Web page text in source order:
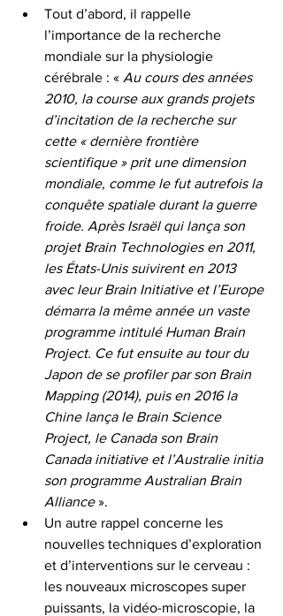
Tout d’abord, il rappelle
l’importance de la recherche
mondiale sur la physiologie
cérébrale : « Au cours des années
2010, la course aux grands projets
d’incitation de la recherche sur
cette « dernière frontière
scientifique » prit une dimension
mondiale, comme le fut autrefois la
conquête spatiale durant la guerre
froide. Après Israël qui lança son
projet Brain Technologies en 2011,
les États-Unis suivirent en 2013
avec leur Brain Initiative et l’Europe
démarra la même année un vaste
programme intitulé Human Brain
Project. Ce fut ensuite au tour du
Japon de se profiler par son Brain
Mapping (2014), puis en 2016 la
Chine lança le Brain Science
Project, le Canada son Brain
Canada initiative et l’Australie initia
son programme Australian Brain
Alliance ».
Un autre rappel concerne les
nouvelles techniques d’exploration
et d’interventions sur le cerveau :
les nouveaux microscopes super
puissants, la vidéo-microscopie, la